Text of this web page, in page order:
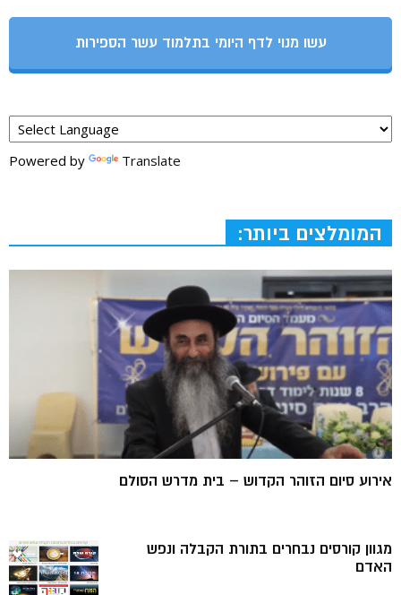
עשו מנוי לדף היומי בתלמוד עשר הספירות
Powered by Translate
המומלצים ביותר:
אירוע סיום הזוהר הקדוש – בית מדרש הסולם
מגוון קורסים נבחרים בתורת הקבלה ונפש
האדם